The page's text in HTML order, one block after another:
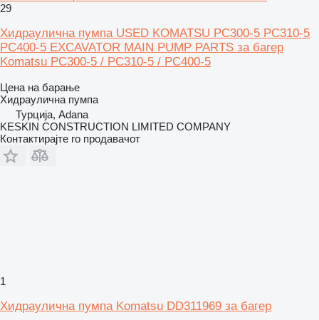
29
Хидраулична пумпа USED KOMATSU PC300-5 PC310-5
PC400-5 EXCAVATOR MAIN PUMP PARTS за багер
Komatsu PC300-5 / PC310-5 / PC400-5
Цена на барање
Хидраулична пумпа
Турција, Adana
KESKIN CONSTRUCTION LIMITED COMPANY
Контактирајте го продавачот
1
Хидраулична пумпа Komatsu DD311969 за багер